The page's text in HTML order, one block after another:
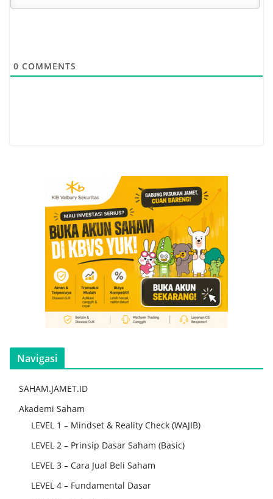
0 COMMENTS
Navigasi
SAHAM.JAMET.ID
Akademi Saham
LEVEL 1 – Mindset & Reality Check (WAJIB)
LEVEL 2 – Prinsip Dasar Saham (Basic)
LEVEL 3 – Cara Jual Beli Saham
LEVEL 4 – Fundamental Dasar